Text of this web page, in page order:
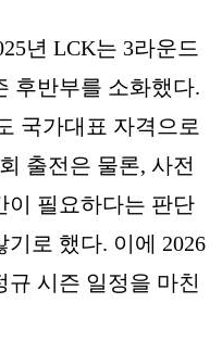
년 LCK는 3라운드
후반부를 소화했다.
국가대표 자격으로
출전은 물론, 사전
이 필요하다는 판단
로 했다. 이에 2026
규 시즌 일정을 마친